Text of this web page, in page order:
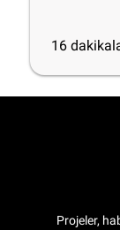
16
Projeler,